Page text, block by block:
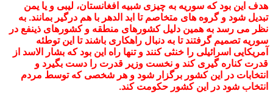
هدف این بود که سوریه به چیزی شبیه افغانستان، لیبی و یا یمن
تبدیل شود و گروه های متخاصم تا ابد الدهر با هم درگیر بمانند. به
نظر می رسد به همین دلیل کشورهای منطقه و کشورهای ذینفع در
سوریه تصمیم گرفتند تا به دنبال راهکاری باشند تا این توطئه
آمریکایی اسرائیلی را خنثی کنند و تنها راه این بود که بشار الاسد از
قدرت کناره گیری کند و نخست وزیر قدرت را دست بگیرد و
انتخابات در این کشور برگزار شود و هر شخصی که توسط مردم
انتخاب شود در این کشور حکومت کند.